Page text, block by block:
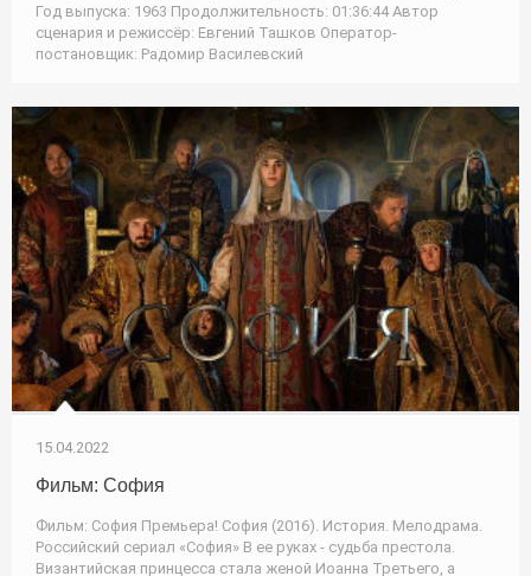
Год выпуска: 1963 Продолжительность: 01:36:44 Автор
сценария и режиссёр: Евгений Ташков Оператор-
постановщик: Радомир Василевский
15.04.2022
Фильм: София
Фильм: София Премьера! София (2016). История. Мелодрама.
Российский сериал «София» В ее руках - судьба престола.
Византийская принцесса стала женой Иоанна Третьего, а